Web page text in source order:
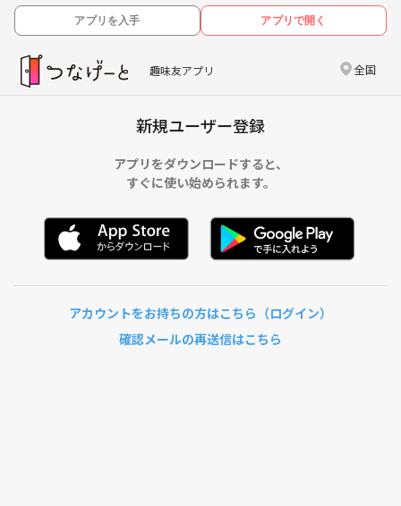
アプリを入手 アプリで開く
趣味友アプリ 全国
新規ユーザー登録
アプリをダウンロードすると、
すぐに使い始められます。
アカウントをお持ちの方はこちら（ログイン）
確認メールの再送信はこちら